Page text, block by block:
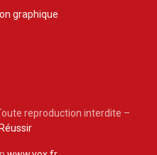
graphique
reproduction interdite –